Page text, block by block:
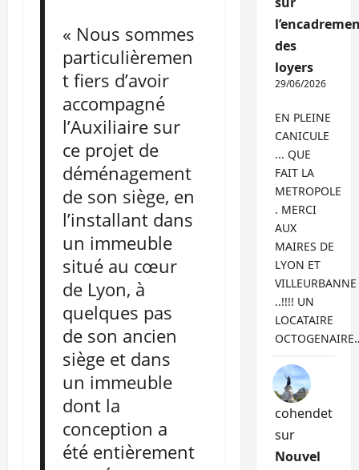
« Nous sommes
particulièremen
t fiers d’avoir
accompagné
l’Auxiliaire sur
ce projet de
déménagement
de son siège, en
l’installant dans
un immeuble
situé au cœur
de Lyon, à
quelques pas
de son ancien
siège et dans
un immeuble
dont la
conception a
été entièrement
des
loyers
29/06/2026
EN PLEINE
CANICULE
... QUE
FAIT LA
METROPOLE
. MERCI
AUX
MAIRES DE
LYON ET
VILLEURBANNE
..!!!! UN
LOCATAIRE
cohendet
sur
Nouvel